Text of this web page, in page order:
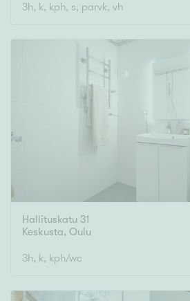
3h, k, kph, s, parvk, vh
Hallituskatu 31
Keskusta, Oulu
3h, k, kph/wc